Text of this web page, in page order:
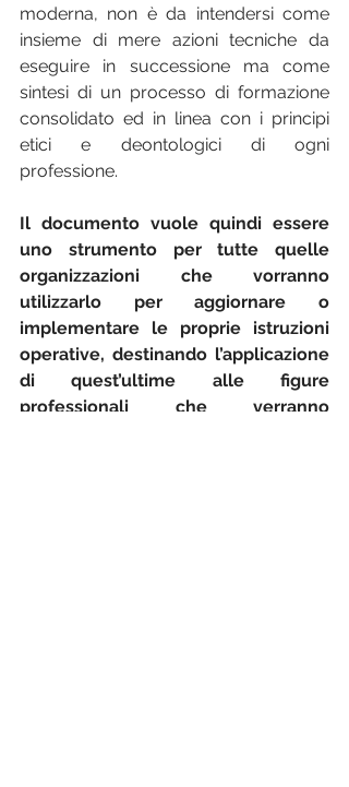
moderna, non è da intendersi come
insieme di mere azioni tecniche da
eseguire in successione ma come
sintesi di un processo di formazione
consolidato ed in linea con i principi
etici e deontologici di ogni
professione.
Il documento vuole quindi essere
uno strumento per tutte quelle
organizzazioni che vorranno
utilizzarlo per aggiornare o
implementare le proprie istruzioni
operative, destinando l’applicazione
di quest’ultime alle figure
professionali che verranno